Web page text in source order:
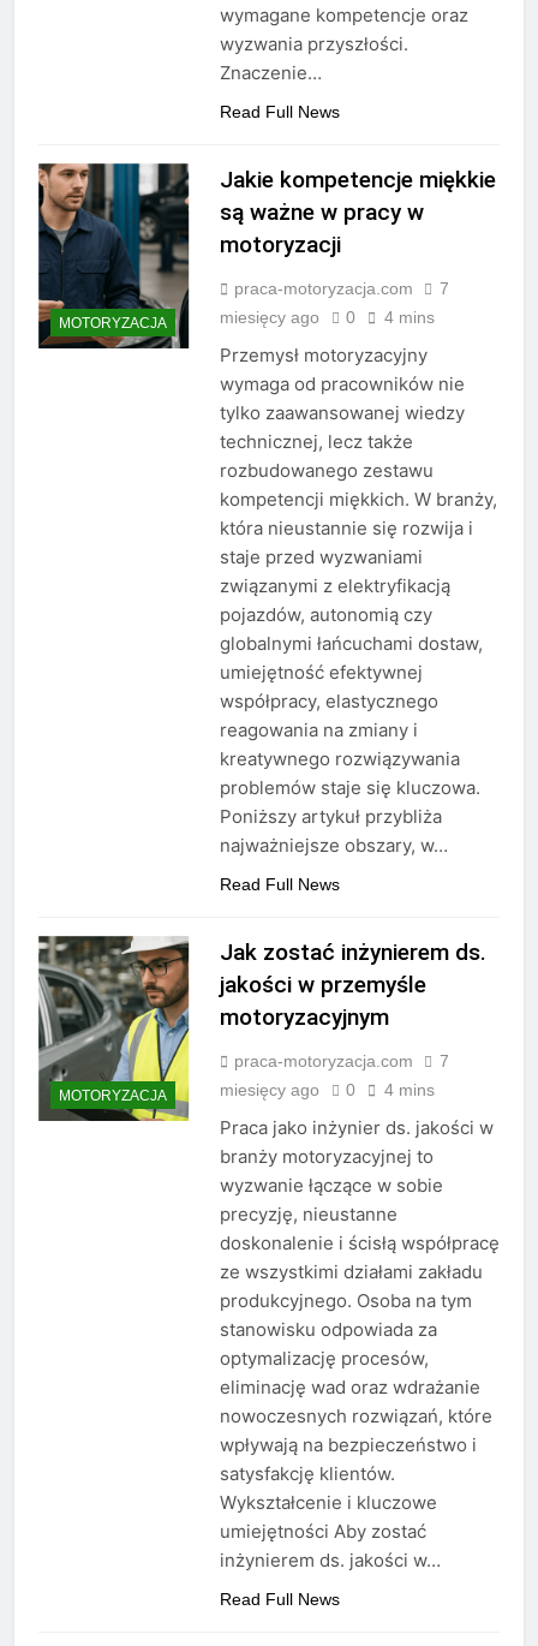
wymagane kompetencje oraz
wyzwania przyszłości.
Znaczenie…
Read Full News
MOTORYZACJA
Jakie kompetencje miękkie
są ważne w pracy w
motoryzacji
praca-motoryzacja.com
7
miesięcy ago
0 4 mins
Przemysł motoryzacyjny
wymaga od pracowników nie
tylko zaawansowanej wiedzy
technicznej, lecz także
rozbudowanego zestawu
kompetencji miękkich. W branży,
która nieustannie się rozwija i
staje przed wyzwaniami
związanymi z elektryfikacją
pojazdów, autonomią czy
globalnymi łańcuchami dostaw,
umiejętność efektywnej
współpracy, elastycznego
reagowania na zmiany i
kreatywnego rozwiązywania
problemów staje się kluczowa.
Poniższy artykuł przybliża
najważniejsze obszary, w…
Read Full News
MOTORYZACJA
Jak zostać inżynierem ds.
jakości w przemyśle
motoryzacyjnym
praca-motoryzacja.com
7
miesięcy ago
0 4 mins
Praca jako inżynier ds. jakości w
branży motoryzacyjnej to
wyzwanie łączące w sobie
precyzję, nieustanne
doskonalenie i ścisłą współpracę
ze wszystkimi działami zakładu
produkcyjnego. Osoba na tym
stanowisku odpowiada za
optymalizację procesów,
eliminację wad oraz wdrażanie
nowoczesnych rozwiązań, które
wpływają na bezpieczeństwo i
satysfakcję klientów.
Wykształcenie i kluczowe
umiejętności Aby zostać
inżynierem ds. jakości w…
Read Full News